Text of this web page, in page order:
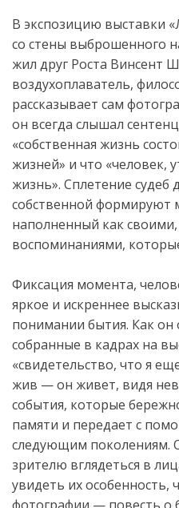
В экспозицию выставки
со стены выброшенного
жил друг Роста Винсент
воздухоплаватель,
рассказывает сам
он всегда слышал
«собственная жизнь
жизней» и что «человек,
жизнь». Сплетение судеб
собственной формируют
наполненный как
воспоминаниями,
Фиксация момента,
яркое и искреннее
понимании бытия. Как
собранные в кадрах на
«свидетельство, что я
жив — он живет, видя
события, которые
памяти и передает с
следующим поколениям.
зрителю вглядеться в
увидеть их особенность,